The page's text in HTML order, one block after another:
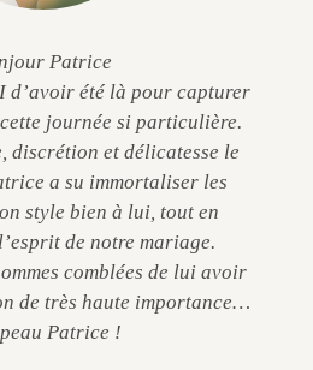
Patrice
d’avoir été là pour capturer
journée si particulière.
discrétion et délicatesse le
a su immortaliser les
style bien à lui, tout en
de notre mariage.
comblées de lui avoir
de très haute importance…
Patrice !